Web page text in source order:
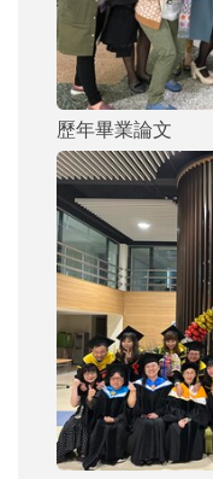
歷年畢業論文